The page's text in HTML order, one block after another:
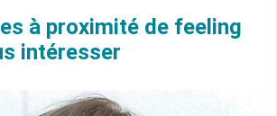
à proximité de feeling
intéresser